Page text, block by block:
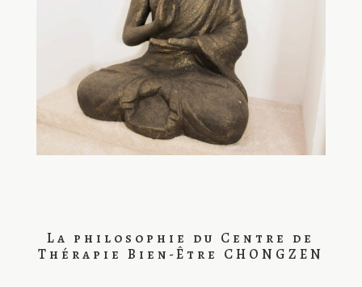
La philosophie du Centre de
Thérapie Bien-Être CHONGZEN